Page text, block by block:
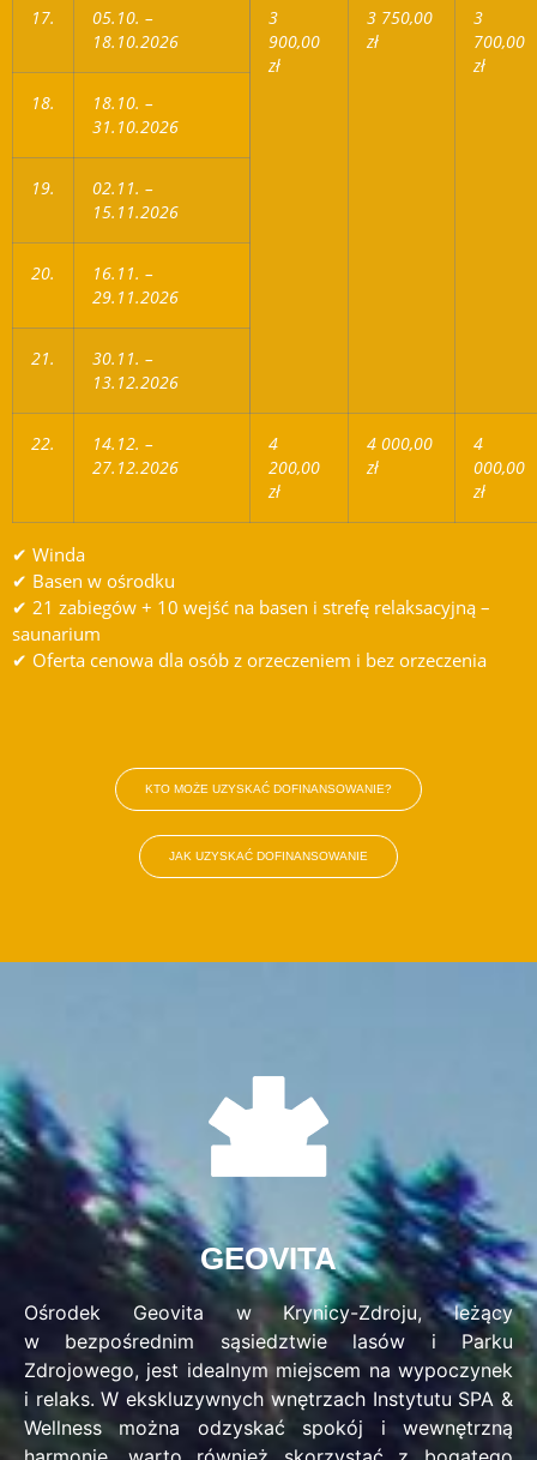
17.
05.10. –
18.10.2026
3
900,00
zł
3 750,00
zł
3
700,00
zł
18.
18.10. –
31.10.2026
19.
02.11. –
15.11.2026
20.
16.11. –
29.11.2026
21.
30.11. –
13.12.2026
22.
14.12. –
27.12.2026
4
200,00
zł
4 000,00
zł
4
000,00
zł
✔ Winda
✔ Basen w ośrodku
✔ 21 zabiegów + 10 wejść na basen i strefę relaksacyjną –
saunarium
✔ Oferta cenowa dla osób z orzeczeniem i bez orzeczenia
KTO MOŻE UZYSKAĆ DOFINANSOWANIE?
JAK UZYSKAĆ DOFINANSOWANIE
GEOVITA
Ośrodek Geovita w Krynicy-Zdroju, leżący
w bezpośrednim sąsiedztwie lasów i Parku
Zdrojowego, jest idealnym miejscem na wypoczynek
i relaks. W ekskluzywnych wnętrzach Instytutu SPA &
Wellness można odzyskać spokój i wewnętrzną